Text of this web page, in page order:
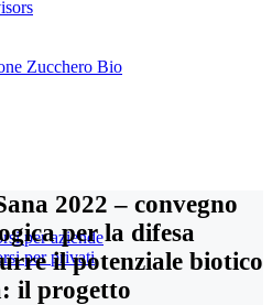
per aziende
per privati
Zucchero Bio
2022 – convegno
per la difesa
il potenziale biotico
il progetto